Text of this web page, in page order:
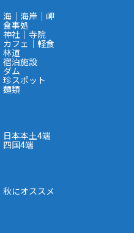
海｜海岸｜岬
食事処
神社｜寺院
カフェ｜軽食
林道
宿泊施設
ダム
珍スポット
麺類
日本本土4端
四国4端
秋にオススメ